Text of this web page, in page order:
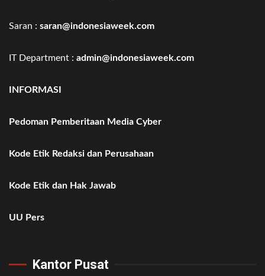
Saran : saran@indonesiaweek.com
IT Department : admin@indonesiaweek.com
INFORMASI
Pedoman Pemberitaan Media Cyber
Kode Etik Redaksi dan Perusahaan
Kode Etik dan Hak Jawab
UU Pers
Kantor Pusat